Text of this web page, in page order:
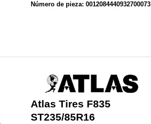
Número de pieza: 0012084440932700073
Atlas Tires F835
ST235/85R16